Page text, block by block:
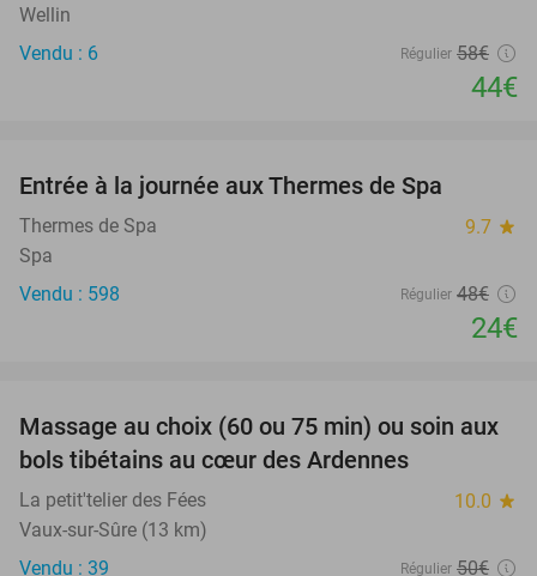
Wellin
Vendu : 6
Régulier 58€
44€
Entrée à la journée aux Thermes de Spa
Thermes de Spa 9.7 star
Spa
Vendu : 598
Régulier 48€
24€
50%
Massage au choix (60 ou 75 min) ou soin aux
bols tibétains au cœur des Ardennes
La petit'telier des Fées 10.0 star
Vaux-sur-Sûre (13 km)
Vendu : 39
Régulier 50€